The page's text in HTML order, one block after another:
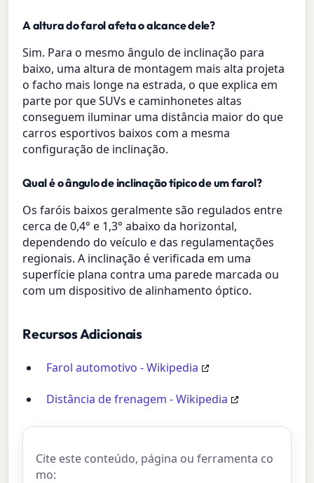
A altura do farol afeta o alcance dele?
Sim. Para o mesmo ângulo de inclinação para
baixo, uma altura de montagem mais alta projeta
o facho mais longe na estrada, o que explica em
parte por que SUVs e caminhonetes altas
conseguem iluminar uma distância maior do que
carros esportivos baixos com a mesma
configuração de inclinação.
Qual é o ângulo de inclinação típico de um farol?
Os faróis baixos geralmente são regulados entre
cerca de 0,4° e 1,3° abaixo da horizontal,
dependendo do veículo e das regulamentações
regionais. A inclinação é verificada em uma
superfície plana contra uma parede marcada ou
com um dispositivo de alinhamento óptico.
Recursos Adicionais
Farol automotivo - Wikipedia
Distância de frenagem - Wikipedia
Cite este conteúdo, página ou ferramenta co
mo: